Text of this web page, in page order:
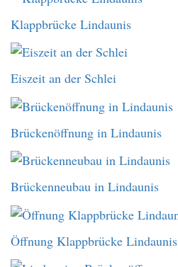
Klappbrücke Lindaunis
Eiszeit an der Schlei
Brückenöffnung in Lindaunis
Brückenneubau in Lindaunis
Öffnung Klappbrücke Lindaunis